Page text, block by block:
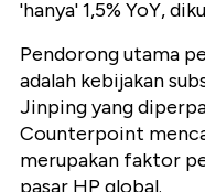
'hanya' 1,5% YoY,
Pendorong utama
adalah kebijakan
Jinping yang
Counterpoint
merupakan faktor
pasar HP global.